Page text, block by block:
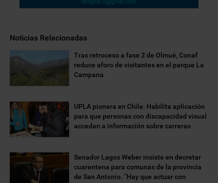
Noticias Relacionadas
Tras retroceso a fase 2 de Olmué, Conaf
reduce aforo de visitantes en el parque La
Campana
UPLA pionera en Chile: Habilita aplicación
para que personas con discapacidad visual
accedan a información sobre carreras
Senador Lagos Weber insiste en decretar
cuarentena para comunas de la provincia
de San Antonio. “Hay que actuar con